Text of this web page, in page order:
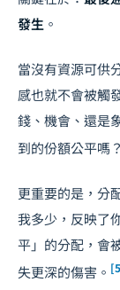
發生 。
當沒有資源可供
感也就不會被觸
錢、機會、還是
到的份額公平嗎
更重要的是，分
我多少，反映了
平」的分配，會
失更深的傷害。